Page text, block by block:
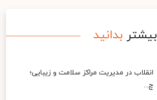
بیشتر بدانید
انقلاب در مدیریت مراکز سلامت و زیبایی؛
چ...